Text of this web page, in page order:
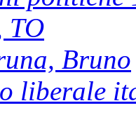
TO
Bruno
liberale